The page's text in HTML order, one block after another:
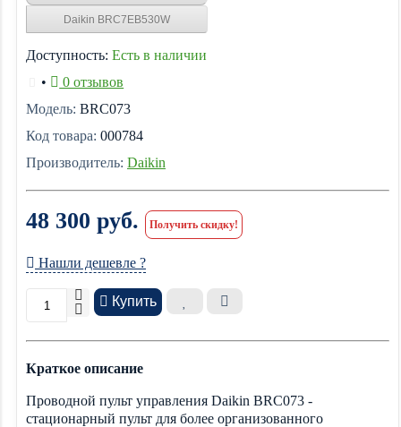
Daikin BRC7EB530W
Доступность: Есть в наличии
•
0 отзывов
Модель: BRC073
Код товара: 000784
Производитель: Daikin
48 300 руб. Получить скидку!
Нашли дешевле ?
Купить
Краткое описание
Проводной пульт управления Daikin BRC073 -
стационарный пульт для более организованного